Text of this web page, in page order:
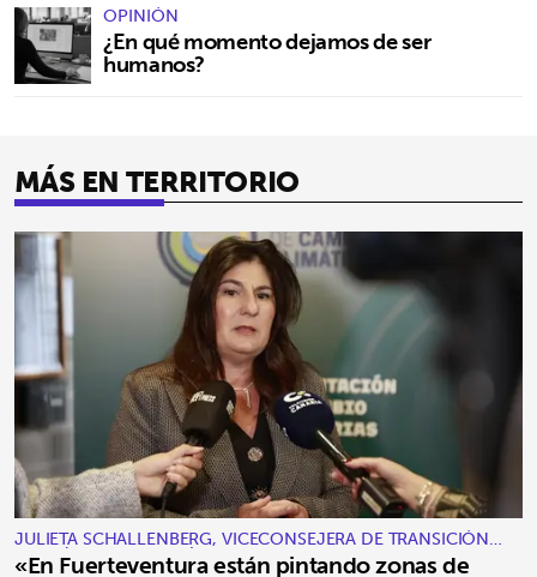
OPINIÓN
¿En qué momento dejamos de ser
humanos?
MÁS EN TERRITORIO
JULIETA SCHALLENBERG, VICECONSEJERA DE TRANSICIÓN
ECOLÓGICA Y ENERGÍA
«En Fuerteventura están pintando zonas de